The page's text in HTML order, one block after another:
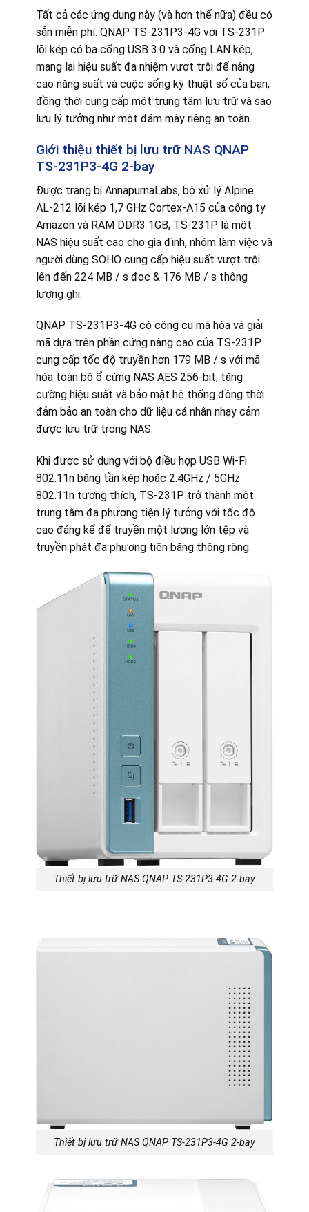
Tất cả các ứng dụng này (và hơn thế nữa) đều có
sẵn miễn phí. QNAP TS-231P3-4G với TS-231P
lõi kép có ba cổng USB 3.0 và cổng LAN kép,
mang lại hiệu suất đa nhiệm vượt trội để nâng
cao năng suất và cuộc sống kỹ thuật số của bạn,
đồng thời cung cấp một trung tâm lưu trữ và sao
lưu lý tưởng như một đám mây riêng an toàn.
Giới thiệu thiết bị lưu trữ NAS QNAP
TS-231P3-4G 2-bay
Được trang bị AnnapurnaLabs, bộ xử lý Alpine
AL-212 lõi kép 1,7 GHz Cortex-A15 của công ty
Amazon và RAM DDR3 1GB, TS-231P là một
NAS hiệu suất cao cho gia đình, nhóm làm việc và
người dùng SOHO cung cấp hiệu suất vượt trội
lên đến 224 MB / s đọc & 176 MB / s thông
lượng ghi.
QNAP TS-231P3-4G có công cụ mã hóa và giải
mã dựa trên phần cứng nâng cao của TS-231P
cung cấp tốc độ truyền hơn 179 MB / s với mã
hóa toàn bộ ổ cứng NAS AES 256-bit, tăng
cường hiệu suất và bảo mật hệ thống đồng thời
đảm bảo an toàn cho dữ liệu cá nhân nhạy cảm
được lưu trữ trong NAS.
Khi được sử dụng với bộ điều hợp USB Wi-Fi
802.11n băng tần kép hoặc 2.4GHz / 5GHz
802.11n tương thích, TS-231P trở thành một
trung tâm đa phương tiện lý tưởng với tốc độ
cao đáng kể để truyền một lượng lớn tệp và
truyền phát đa phương tiện băng thông rộng.
Thiết bị lưu trữ NAS QNAP TS-231P3-4G 2-bay
Thiết bị lưu trữ NAS QNAP TS-231P3-4G 2-bay